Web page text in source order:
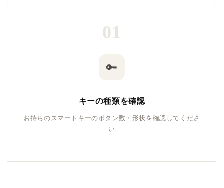
01
🔑
キーの種類を確認
お持ちのスマートキーのボタン数・形状を確認してくださ
い